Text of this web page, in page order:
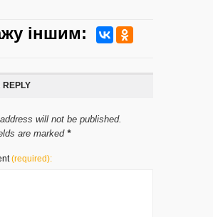
iншим:
REPLY
will not be published.
are marked*
(required):